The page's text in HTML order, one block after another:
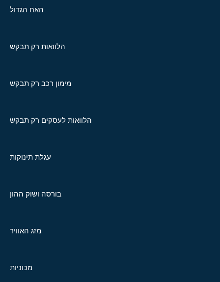
האח הגדול
הלוואות רק תבקש
מימון רכב רק תבקש
הלוואות לעסקים רק תבקש
עגלת תינוקות
בורסה ושוק ההון
מזג האוויר
מכוניות